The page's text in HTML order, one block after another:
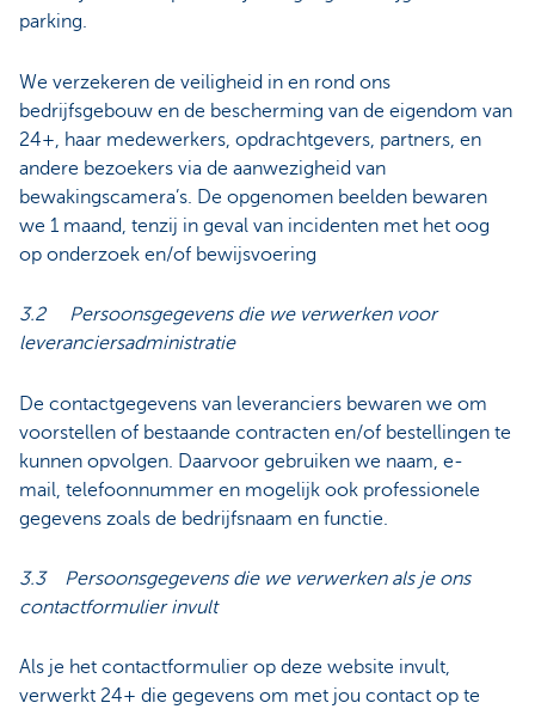
parking.
We verzekeren de veiligheid in en rond ons
bedrijfsgebouw en de bescherming van de eigendom van
24+, haar medewerkers, opdrachtgevers, partners, en
andere bezoekers via de aanwezigheid van
bewakingscamera’s. De opgenomen beelden bewaren
we 1 maand, tenzij in geval van incidenten met het oog
op onderzoek en/of bewijsvoering
3.2 Persoonsgegevens die we verwerken voor
leveranciersadministratie
De contactgegevens van leveranciers bewaren we om
voorstellen of bestaande contracten en/of bestellingen te
kunnen opvolgen. Daarvoor gebruiken we naam, e-
mail, telefoonnummer en mogelijk ook professionele
gegevens zoals de bedrijfsnaam en functie.
3.3 Persoonsgegevens die we verwerken als je ons
contactformulier invult
Als je het contactformulier op deze website invult,
verwerkt 24+ die gegevens om met jou contact op te